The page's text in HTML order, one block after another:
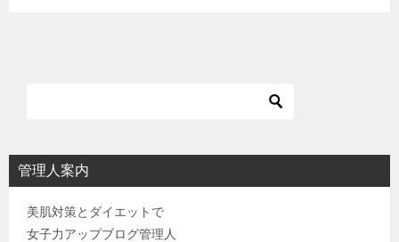
管理人案内
美肌対策とダイエットで
女子力アップブログ管理人